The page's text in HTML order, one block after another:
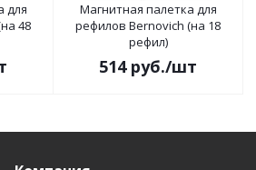
для
48
Магнитная палетка для
рефилов Bernovich (на 18
рефил)
514руб./шт